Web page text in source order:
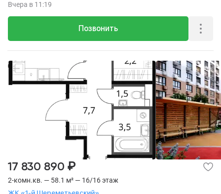
Позвонить
Вчера в 11:19
2-комн.кв. — 58.1 м² — 16/16 этаж
17 830 890 ₽